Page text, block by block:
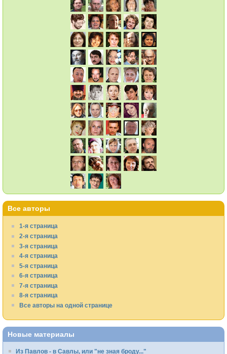
Все авторы
1-я страница
2-я страница
3-я страница
4-я страница
5-я страница
6-я страница
7-я страница
8-я страница
Все авторы на одной странице
Новые материалы
Из Павлов - в Савлы, или "не зная броду..."